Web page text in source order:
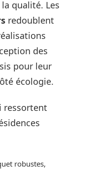
qualité. Les
redoublent
des
pour leur
écologie.
ressortent
robustes,